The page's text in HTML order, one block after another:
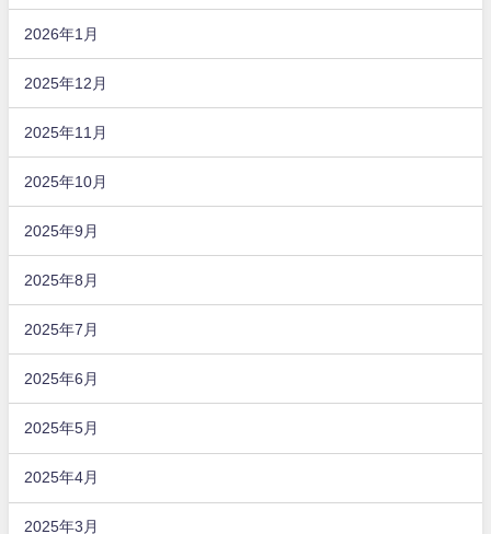
2026年1月
2025年12月
2025年11月
2025年10月
2025年9月
2025年8月
2025年7月
2025年6月
2025年5月
2025年4月
2025年3月